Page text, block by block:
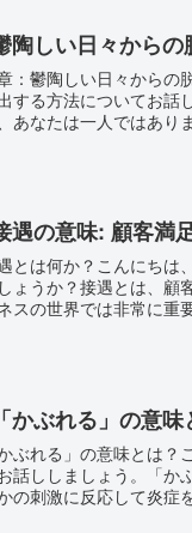
陶しい日々から
：鬱陶しい日々からの
する方法についてお話
あなたは一人ではあり
遇の意味: 顧客満
とは何か？こんにちは
ょうか？接遇とは、顧
スの世界では非常に重
かぶれる」の意
かぶれる」の意味とは
話ししましょう。「か
の刺激に反応して炎症